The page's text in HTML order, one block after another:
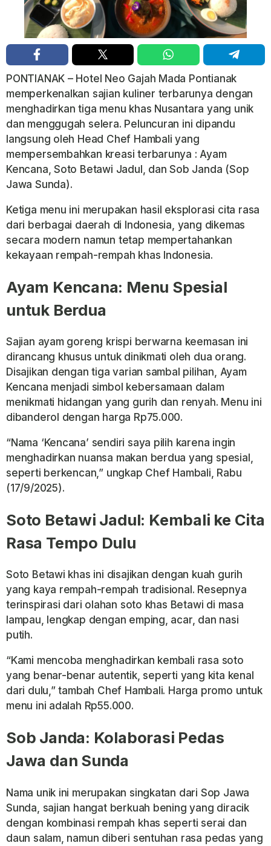
PONTIANAK – Hotel Neo Gajah Mada Pontianak
memperkenalkan sajian kuliner terbarunya dengan
menghadirkan tiga menu khas Nusantara yang unik
dan menggugah selera. Peluncuran ini dipandu
langsung oleh Head Chef Hambali yang
mempersembahkan kreasi terbarunya : Ayam
Kencana, Soto Betawi Jadul, dan Sob Janda (Sop
Jawa Sunda).
Ketiga menu ini merupakan hasil eksplorasi cita rasa
dari berbagai daerah di Indonesia, yang dikemas
secara modern namun tetap mempertahankan
kekayaan rempah-rempah khas Indonesia.
Ayam Kencana: Menu Spesial
untuk Berdua
Sajian ayam goreng krispi berwarna keemasan ini
dirancang khusus untuk dinikmati oleh dua orang.
Disajikan dengan tiga varian sambal pilihan, Ayam
Kencana menjadi simbol kebersamaan dalam
menikmati hidangan yang gurih dan renyah. Menu ini
dibanderol dengan harga Rp75.000.
“Nama ‘Kencana’ sendiri saya pilih karena ingin
menghadirkan nuansa makan berdua yang spesial,
seperti berkencan,” ungkap Chef Hambali, Rabu
(17/9/2025).
Soto Betawi Jadul: Kembali ke Cita
Rasa Tempo Dulu
Soto Betawi khas ini disajikan dengan kuah gurih
yang kaya rempah-rempah tradisional. Resepnya
terinspirasi dari olahan soto khas Betawi di masa
lampau, lengkap dengan emping, acar, dan nasi
putih.
“Kami mencoba menghadirkan kembali rasa soto
yang benar-benar autentik, seperti yang kita kenal
dari dulu,” tambah Chef Hambali. Harga promo untuk
menu ini adalah Rp55.000.
Sob Janda: Kolaborasi Pedas
Jawa dan Sunda
Nama unik ini merupakan singkatan dari Sop Jawa
Sunda, sajian hangat berkuah bening yang diracik
dengan kombinasi rempah khas seperti serai dan
daun salam, namun diberi sentuhan rasa pedas yang